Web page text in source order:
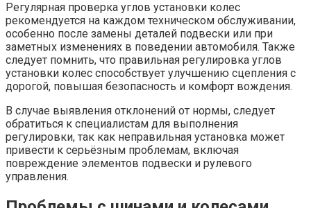
Регулярная проверка углов установки колес
рекомендуется на каждом техническом обслуживании,
особенно после замены деталей подвески или при
заметных изменениях в поведении автомобиля. Также
следует помнить, что правильная регулировка углов
установки колес способствует улучшению сцепления с
дорогой, повышая безопасность и комфорт вождения.
В случае выявления отклонений от нормы, следует
обратиться к специалистам для выполнения
регулировки, так как неправильная установка может
привести к серьёзным проблемам, включая
повреждение элементов подвески и рулевого
управления.